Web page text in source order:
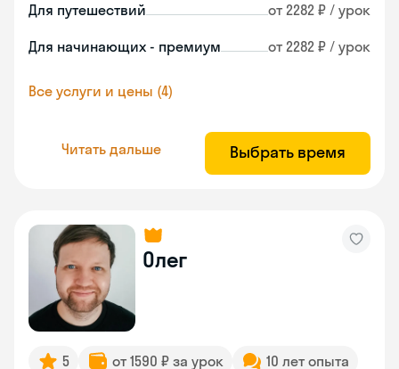
Для путешествий от 2282 ₽ / урок
Для начинающих - премиум от 2282 ₽ / урок
Все услуги и цены (4)
Читать дальше Выбрать время
Олег
5 от 1590 ₽ за урок 10 лет опыта